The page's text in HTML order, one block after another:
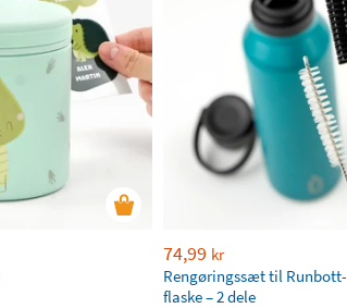
74,99 kr
Rengøringssæt til Runbott-
flaske – 2 dele